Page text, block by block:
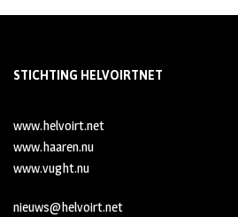
STICHTING HELVOIRTNET
www.helvoirt.net
www.haaren.nu
www.vught.nu
nieuws@helvoirt.net